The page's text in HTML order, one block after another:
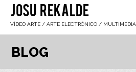
JOSU REKALDE
VÍDEO ARTE / ARTE ELECTRÓNICO / MULTIMEDIA
BLOG